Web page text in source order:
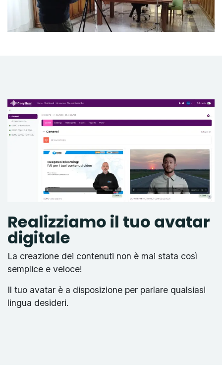
Realizziamo il tuo avatar
digitale
La creazione dei contenuti non è mai stata così
semplice e veloce!
Il tuo avatar è a disposizione per parlare qualsiasi
lingua desideri.